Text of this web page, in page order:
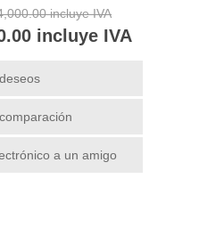
incluye IVA
incluye IVA
a un amigo